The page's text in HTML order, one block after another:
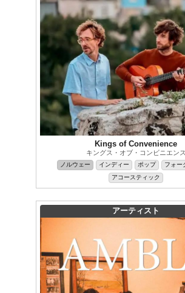
Kings of Convenience
キングス・オブ・コンビニエンス
ノルウェー インディー ポップ
フォー
アコースティック
アーティスト